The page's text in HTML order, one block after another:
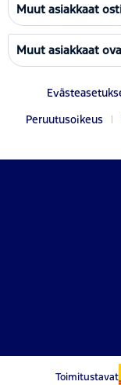
Muut asiakkaat
Muut asiakkaat
Peruutusoikeus
Toimitustavat